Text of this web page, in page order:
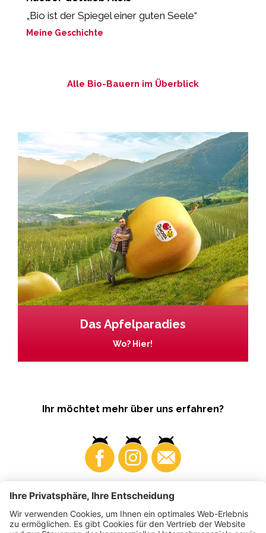
„Bio ist der Spiegel einer guten Seele“
Meine Geschichte
Alle Bio-Bauern im Überblick
Das Apfelparadies
Wo? Hier!
Ihr möchtet mehr über uns erfahren?
Business Produzenten